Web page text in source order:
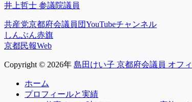
井上哲士 参議院議員
共産党京都府会議員団YouTubeチャンネル
しんぶん赤旗
京都民報Web
Copyright © 2026年 島田けい子 京都府会議員 オフ
ホーム
プロフィールと実績